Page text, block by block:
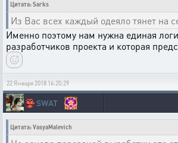
Цитата: Sarks
Из Вас всех каждый одеяло тянет на
Именно поэтому нам нужна единая
разработчиков проекта и которая
22 Января 2018 16:20:29
👺SWAT
Цитата: VasyaMalevich